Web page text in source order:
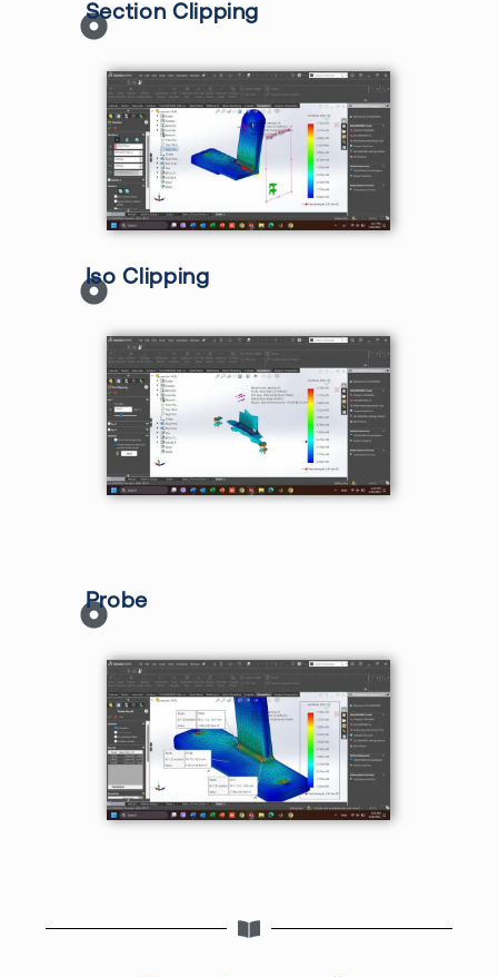
Section Clipping
Iso Clipping
Probe